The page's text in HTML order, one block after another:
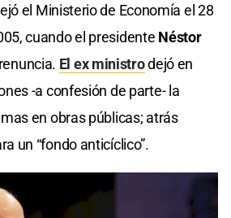
el Ministerio de Economía el 28
cuando el presidente Néstor
El ex ministrodejó en
-a confesión de parte- la
en obras públicas; atrás
un “fondo anticíclico”.